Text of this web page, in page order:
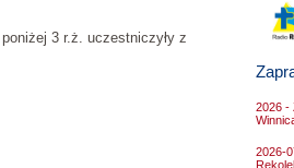
2026 -
2026-
3 r.ż. uczestniczyły z